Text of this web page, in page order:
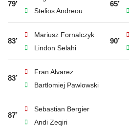
79’
Stelios Andreou
65’
83’
Mariusz Fornalczyk
Lindon Selahi
90’
83’
Fran Alvarez
Bartlomiej Pawlowski
87’
Sebastian Bergier
Andi Zeqiri